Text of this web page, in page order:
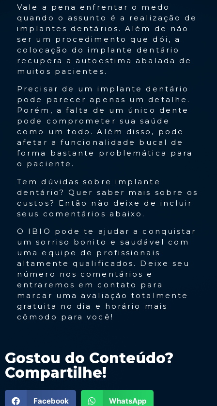
Vale a pena enfrentar o medo
quando o assunto é a realização de
implantes dentários. Além de não
ser um procedimento que dói, a
colocação do implante dentário
recupera a autoestima abalada de
muitos pacientes.
Precisar de um implante dentário
pode parecer apenas um detalhe.
Porém, a falta de um único dente
pode comprometer sua saúde
como um todo. Além disso, pode
afetar a funcionalidade bucal de
forma bastante problemática para
o paciente.
Tem dúvidas sobre implante
dentário? Quer saber mais sobre os
custos? Então não deixe de incluir
seus comentários abaixo.
O IBIO pode te ajudar a conquistar
um sorriso bonito e saudável com
uma equipe de profissionais
altamente qualificados. Deixe seu
número nos comentários e
entraremos em contato para
marcar uma avaliação totalmente
gratuita no dia e horário mais
cômodo para você!
Gostou do Conteúdo?
Compartilhe!
Facebook WhatsApp